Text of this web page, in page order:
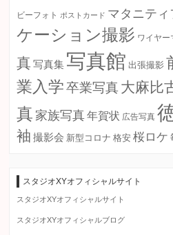
ビーフォト ポストカード マタニティ
ケーション撮影 ワイヤー
真 写真集 写真館 出張撮影
業入学 卒業写真大麻比
真 家族写真年賀状 広告写真
袖 撮影会 新型コロナ 格安 桜ロケ
スタジオXYオフィシャルサイト
スタジオXYオフィシャルサイト
スタジオXYオフィシャルブログ